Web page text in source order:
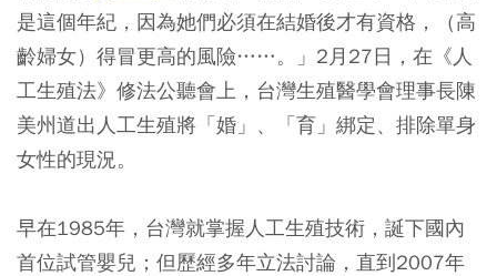
是這個年紀，因為她們必須在結婚後才有資格，（高
齡婦女）得冒更高的風險……。」2月27日，在《人
工生殖法》修法公聽會上，台灣生殖醫學會理事長陳
美州道出人工生殖將「婚」、「育」綁定、排除單身
女性的現況。
早在1985年，台灣就掌握人工生殖技術，誕下國內
首位試管嬰兒；但歷經多年立法討論，直到2007年